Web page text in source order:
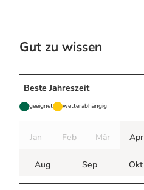
Gut zu wissen
Beste Jahreszeit
geeignet wetterabhängig
Jan Feb Mär Apr
Aug Sep Okt